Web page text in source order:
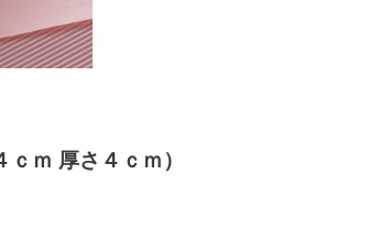
ｍ 厚さ４ｃｍ）